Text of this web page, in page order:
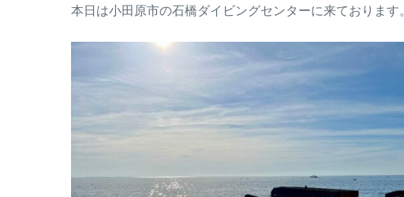
本日は小田原市の石橋ダイビングセンターに来ております。